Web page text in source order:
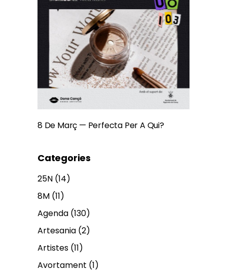
8 De Març — Perfecta Per A Qui?
Categories
25N (14)
8M (11)
Agenda (130)
Artesania (2)
Artistes (11)
Avortament (1)